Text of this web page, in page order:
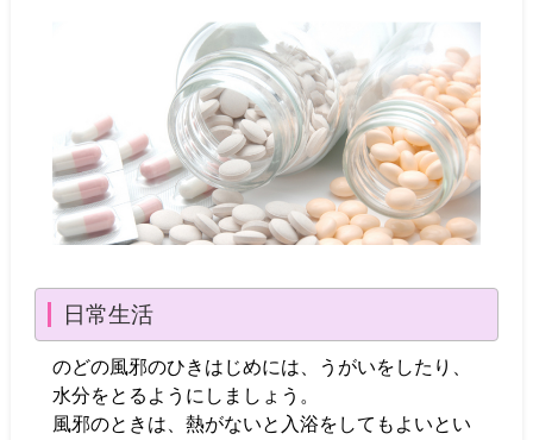
日常生活
のどの風邪のひきはじめには、うがいをしたり、
水分をとるようにしましょう。
風邪のときは、熱がないと入浴をしてもよいとい